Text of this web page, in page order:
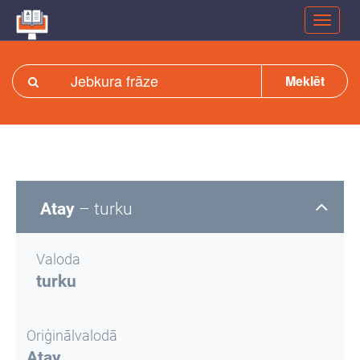
Meklēt
Atay – turku
Valoda
turku
Oriģinālvalodā